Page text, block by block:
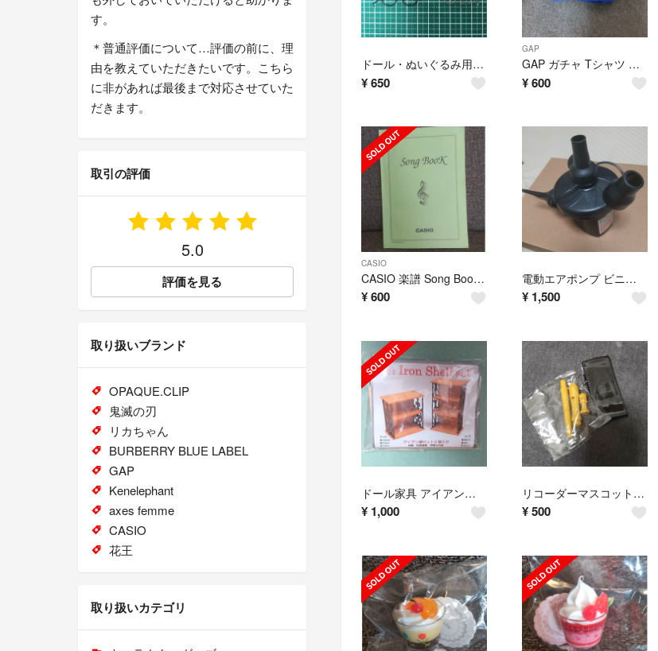
ドール・ぬいぐるみ用 メガネ２種×2個セット
¥650
GAP
GAP ガチャ Tシャツ 日本
¥600
CASIO
CASIO 楽譜 Song Book① Lv.A〜D 90曲 12か国語解説
¥600
電動エアポンプ ビニールプールなどに
¥ 1,500
ドール家具 アイアンシェルフ コバアニ組み立てキット 1/12
¥ 1,000
リコーダーマスコット オレンジ ガチャ カプセルトイ
¥500
す。
＊普通評価について…評価の前に、理
由を教えていただきたいです。こちら
に非があれば最後まで対応させていた
だきます。
取引の評価
5.0
評価を見る
取り扱いブランド
OPAQUE.CLIP
鬼滅の刃
リカちゃん
BURBERRY BLUE LABEL
GAP
Kenelephant
axes femme
CASIO
花王
取り扱いカテゴリ